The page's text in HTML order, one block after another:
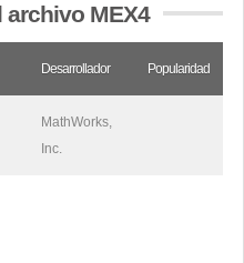
MEX4
Desarrollador Popularidad
MathWorks,
Inc.